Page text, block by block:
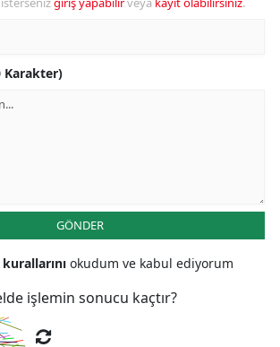
Karakter)
GÖNDER
okudum ve kabul ediyorum
işlemin sonucu kaçtır?